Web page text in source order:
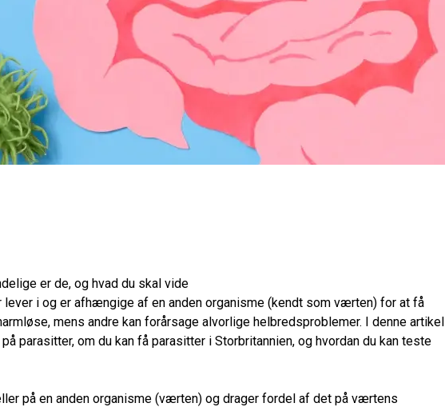
er de, og hvad du skal vide
lever i og er afhængige af en anden organisme (kendt som værten) for at få
mens andre kan forårsage alvorlige helbredsproblemer. I denne artikel
parasitter, om du kan få parasitter i Storbritannien, og hvordan du kan teste
på en anden organisme (værten) og drager fordel af det på værtens